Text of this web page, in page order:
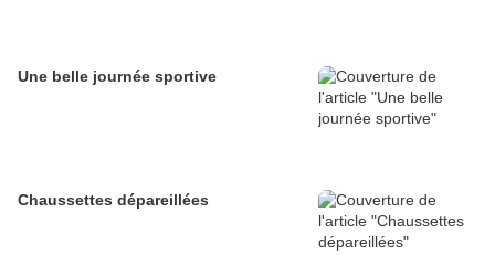
Une belle journée sportive
Chaussettes dépareillées